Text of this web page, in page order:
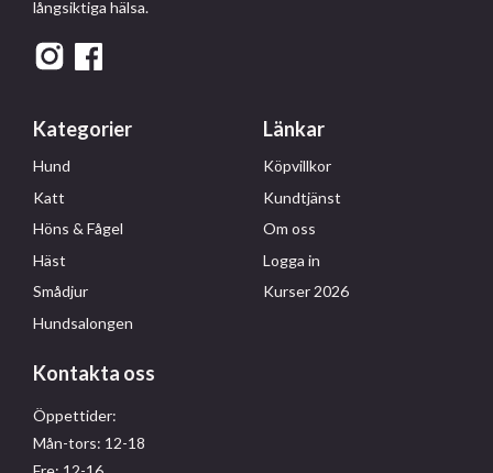
långsiktiga hälsa.
Kategorier
Hund
Katt
Höns & Fågel
Häst
Smådjur
Hundsalongen
Länkar
Köpvillkor
Kundtjänst
Om oss
Logga in
Kurser 2026
Kontakta oss
Öppettider:
Mån-tors: 12-18